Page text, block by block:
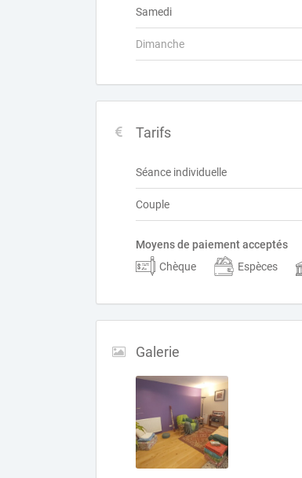
Samedi
Dimanche
Tarifs
Séance individuelle
Couple
Moyens de paiement acceptés
Chèque
Espèces
Galerie